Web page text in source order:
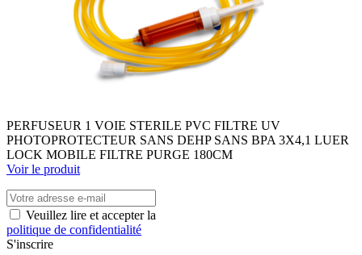
PERFUSEUR 1 VOIE STERILE PVC FILTRE UV
PHOTOPROTECTEUR SANS DEHP SANS BPA 3X4,1 LUER
LOCK MOBILE FILTRE PURGE 180CM
Voir le produit
Veuillez lire et accepter la
politique de confidentialité
S'inscrire